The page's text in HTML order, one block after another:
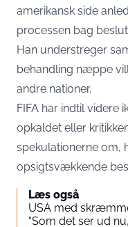
amerikansk side
processen bag
Han understreger
behandling næppe
andre nationer.
FIFA har indtil videre
opkaldet eller
spekulationerne om,
opsigtsvækkende
Læs også
USA med
“Som det ser ud